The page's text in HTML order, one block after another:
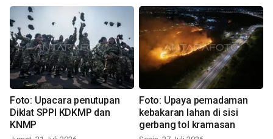
Foto: Upacara penutupan
Diklat SPPI KDKMP dan
KNMP
Foto: Upaya pemadaman
kebakaran lahan di sisi
gerbang tol kramasan